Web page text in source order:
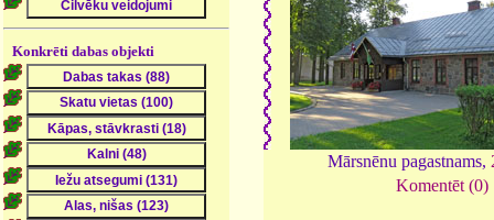
Konkrēti dabas objekti
Mārsnēnu pagastnams,
Komentēt (0)